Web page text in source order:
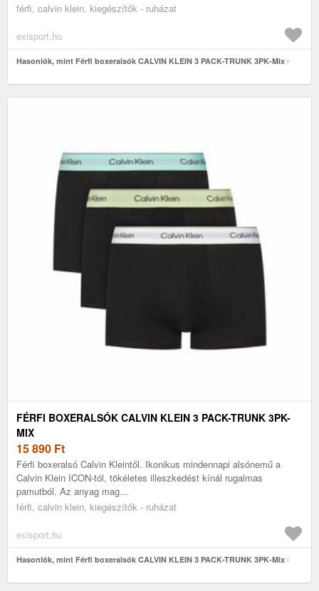
férfi, calvin klein, kiegészítők - ruházat
exisport.hu
Hasonlók, mint Férfi boxeralsók CALVIN KLEIN 3 PACK-TRUNK 3PK-Mix
FÉRFI BOXERALSÓK CALVIN KLEIN 3 PACK-TRUNK 3PK-
MIX
15 890 Ft
Férfi boxeralsó Calvin Kleintől. Ikonikus mindennapi alsónemű a
Calvin Klein ICON-tól, tökéletes illeszkedést kínál rugalmas
pamutból. Az anyag mag...
férfi, calvin klein, kiegészítők - ruházat
exisport.hu
Hasonlók, mint Férfi boxeralsók CALVIN KLEIN 3 PACK-TRUNK 3PK-Mix